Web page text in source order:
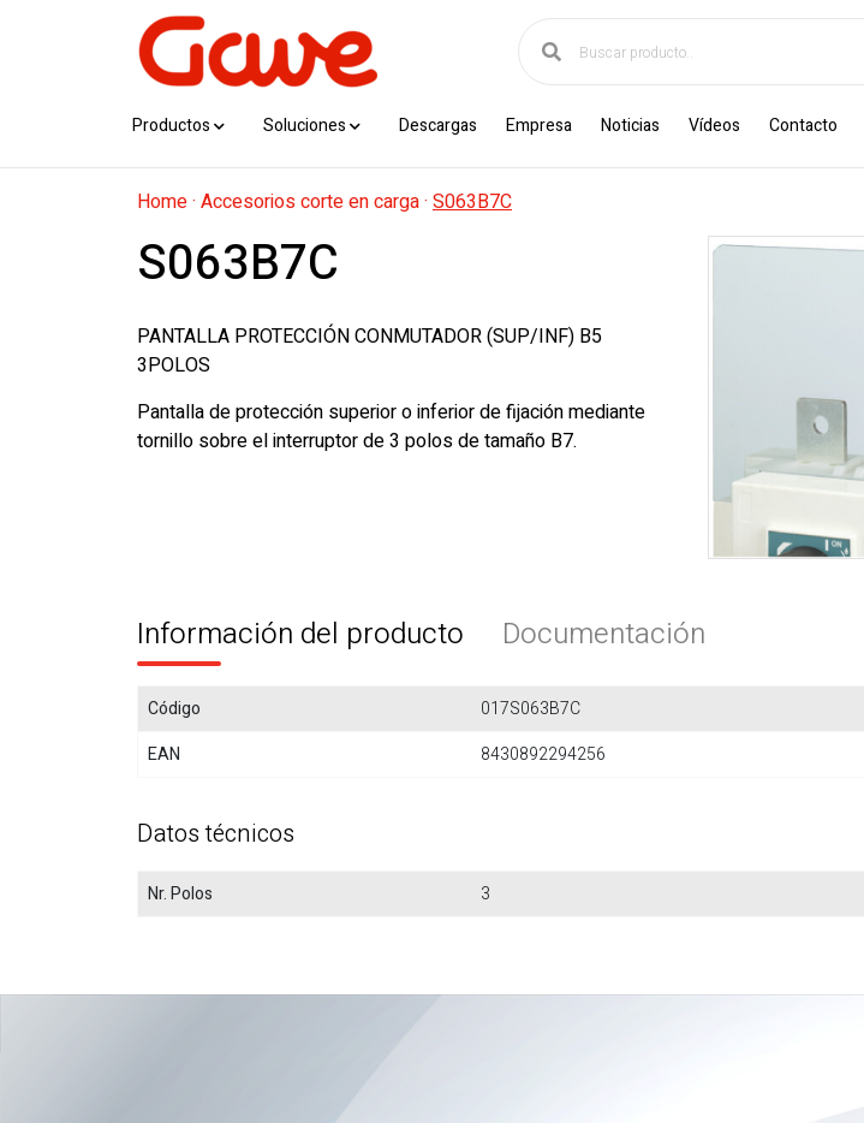
Productos Soluciones Descargas Empresa Noticias Vídeos Contacto
Home· Accesorios corte en carga· S063B7C
S063B7C
PANTALLA PROTECCIÓN CONMUTADOR (SUP/INF) B5
3POLOS
Pantalla de protección superior o inferior de fijación mediante
tornillo sobre el interruptor de 3 polos de tamaño B7.
Información del producto Documentación
Código
017S063B7C
EAN
8430892294256
Datos técnicos
Nr. Polos 3